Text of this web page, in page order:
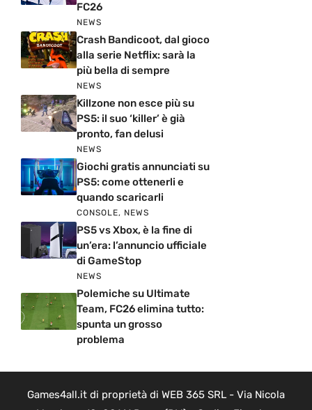
FC26
NEWS
Crash Bandicoot, dal gioco
alla serie Netflix: sarà la
più bella di sempre
NEWS
Killzone non esce più su
PS5: il suo ‘killer’ è già
pronto, fan delusi
NEWS
Giochi gratis annunciati su
PS5: come ottenerli e
quando scaricarli
CONSOLE, NEWS
PS5 vs Xbox, è la fine di
un’era: l’annuncio ufficiale
di GameStop
NEWS
Polemiche su Ultimate
Team, FC26 elimina tutto:
spunta un grosso
problema
Games4all.it di proprietà di WEB 365 SRL - Via Nicola